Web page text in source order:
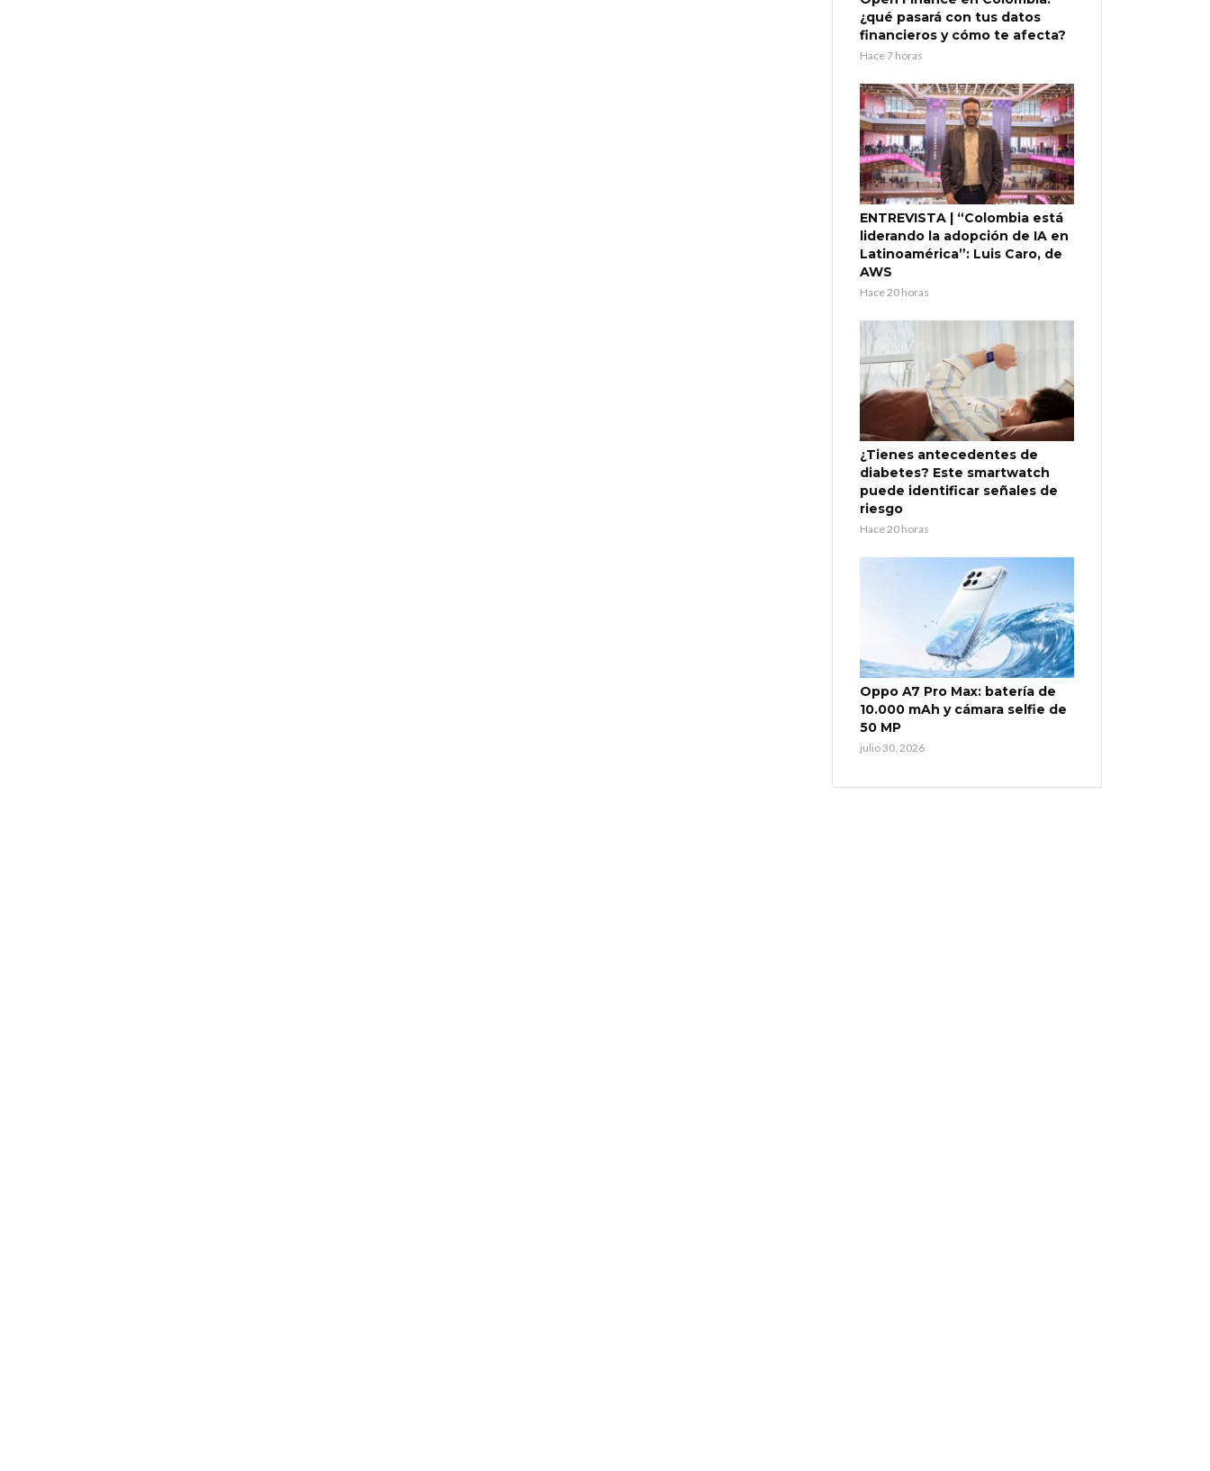
¿qué pasará con tus datos
financieros y cómo te afecta?
Hace 7 horas
ENTREVISTA | “Colombia está
liderando la adopción de IA en
Latinoamérica”: Luis Caro, de
AWS
Hace 20 horas
¿Tienes antecedentes de
diabetes? Este smartwatch
puede identificar señales de
riesgo
Hace 20 horas
Oppo A7 Pro Max: batería de
10.000 mAh y cámara selfie de
50 MP
julio 30, 2026